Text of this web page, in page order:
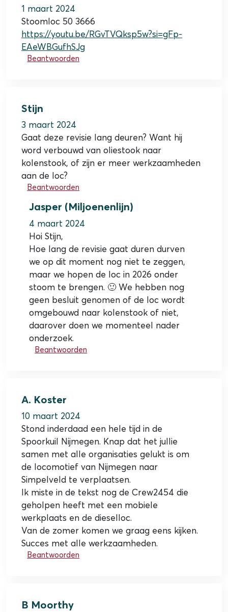
1 maart 2024
Stoomloc 50 3666
https://youtu.be/RGvTVQksp5w?si=gFp-
EAeWBGufhSJg
Beantwoorden
Stijn
3 maart 2024
Gaat deze revisie lang deuren? Want hij
word verbouwd van oliestook naar
kolenstook, of zijn er meer werkzaamheden
aan de loc?
Beantwoorden
Jasper (Miljoenenlijn)
4 maart 2024
Hoi Stijn,
Hoe lang de revisie gaat duren durven
we op dit moment nog niet te zeggen,
maar we hopen de loc in 2026 onder
stoom te brengen. 🙂 We hebben nog
geen besluit genomen of de loc wordt
omgebouwd naar kolenstook of niet,
daarover doen we momenteel nader
onderzoek.
Beantwoorden
A. Koster
10 maart 2024
Stond inderdaad een hele tijd in de
Spoorkuil Nijmegen. Knap dat het jullie
samen met alle organisaties gelukt is om
de locomotief van Nijmegen naar
Simpelveld te verplaatsen.
Ik miste in de tekst nog de Crew2454 die
geholpen heeft met een mobiele
werkplaats en de dieselloc.
Van de zomer komen we graag eens kijken.
Succes met alle werkzaamheden.
Beantwoorden
B Moorthy